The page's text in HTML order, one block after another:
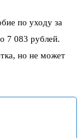
по уходу за
7 083 рублей.
но не может